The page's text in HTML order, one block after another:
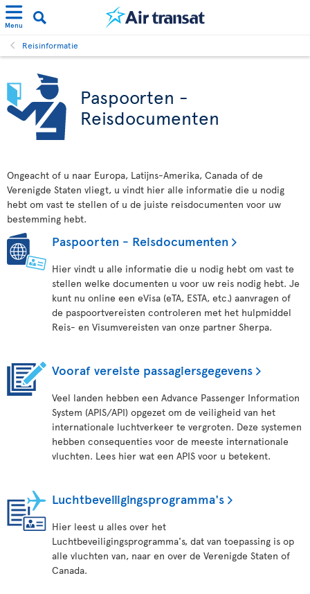
Menu
Reisinformatie
Paspoorten -
Reisdocumenten
Ongeacht of u naar Europa, Latijns-Amerika, Canada of de
Verenigde Staten vliegt, u vindt hier alle informatie die u nodig
hebt om vast te stellen of u de juiste reisdocumenten voor uw
bestemming hebt.
Paspoorten - Reisdocumenten
Hier vindt u alle informatie die u nodig hebt om vast te
stellen welke documenten u voor uw reis nodig hebt. Je
kunt nu online een eVisa (eTA, ESTA, etc.) aanvragen of
de paspoortvereisten controleren met het hulpmiddel
Reis- en Visumvereisten van onze partner Sherpa.
Vooraf vereiste passagiersgegevens
Veel landen hebben een Advance Passenger Information
System (APIS/API) opgezet om de veiligheid van het
internationale luchtverkeer te vergroten. Deze systemen
hebben consequenties voor de meeste internationale
vluchten. Lees hier wat een APIS voor u betekent.
Luchtbeveiligingsprogramma's
Hier leest u alles over het
Luchtbeveiligingsprogramma's, dat van toepassing is op
alle vluchten van, naar en over de Verenigde Staten of
Canada.